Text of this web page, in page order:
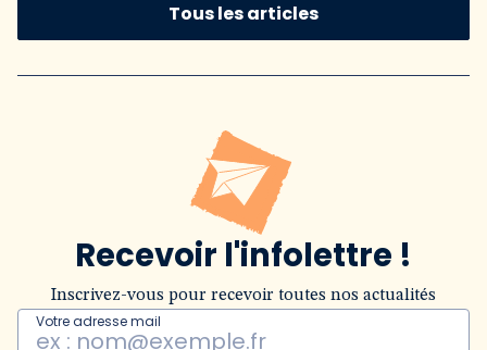
Tous les articles
Recevoir l'infolettre !
Inscrivez-vous pour recevoir toutes nos actualités
Votre adresse mail